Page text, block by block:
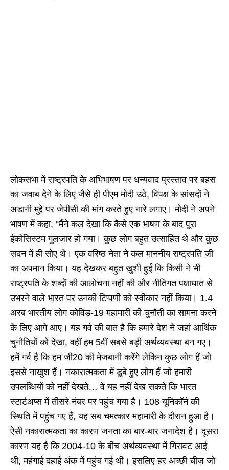
लोकसभा में राष्ट्रपति के अभिभाषण पर धन्यवाद प्रस्ताव पर बहस
का जवाब देने के लिए जैसे ही पीएम मोदी उठे, विपक्ष के सांसदों ने
अडानी मुद्दे पर जेपीसी की मांग करते हुए नारे लगाए। मोदी ने अपने
भाषण में कहा, “मैंने कल देखा कि कैसे एक भाषण के बाद पूरा
ईकोसिस्टम गुलजार हो गया। कुछ लोग बहुत उत्साहित थे और कुछ
सदन में ही सोए थे। एक वरिष्ठ नेता ने कल माननीय राष्ट्रपति जी
का अपमान किया। यह देखकर बहुत खुशी हुई कि किसी ने भी
राष्ट्रपति के शब्दों की आलोचना नहीं की और नीतिगत पक्षाघात से
उभरने वाले भारत पर उनकी टिप्पणी को स्वीकार नहीं किया। 1.4
अरब भारतीय लोग कोविड-19 महामारी की चुनौती का सामना करने
के लिए आगे आए। यह गर्व की बात है कि हमारे देश ने जहां आर्थिक
चुनौतियों को देखा, वहीं हम 5वीं सबसे बड़ी अर्थव्‍यवस्‍था बन गए।
हमें गर्व है कि हम जी20 की मेजबानी करेंगे लेकिन कुछ लोग हैं जो
इससे नाखुश हैं। नकारात्मकता में डूबे हुए लोग हैं जो हमारी
उपलब्धियों को नहीं देखते… वे यह नहीं देख सकते कि भारत
स्टार्टअप्स में तीसरे नंबर पर पहुंच गया है। 108 यूनिकॉर्न की
स्थिति में पहुंच गए हैं, यह सब चमत्कार महामारी के दौरान हुआ है।
ऐसी नकारात्मकता का कारण जनता का बार-बार जनादेश है। दूसरा
कारण यह है कि 2004-10 के बीच अर्थव्यवस्था में गिरावट आई
थी, महंगाई दहाई अंक में पहुंच गई थी। इसलिए हर अच्छी चीज जो